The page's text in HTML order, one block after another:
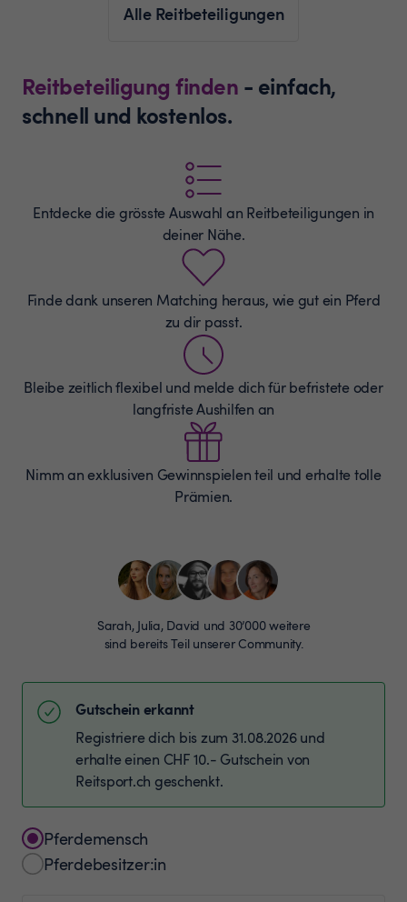
Alle Reitbeteiligungen
Reitbeteiligung finden - einfach,
schnell und kostenlos.
Entdecke die grösste Auswahl an Reitbeteiligungen in
deiner Nähe.
Finde dank unseren Matching heraus, wie gut ein Pferd
zu dir passt.
Bleibe zeitlich flexibel und melde dich für befristete oder
langfriste Aushilfen an
Nimm an exklusiven Gewinnspielen teil und erhalte tolle
Prämien.
Sarah, Julia, David und 30’000 weitere
sind bereits Teil unserer Community.
Gutschein erkannt
Registriere dich bis zum 31.08.2026 und
erhalte einen CHF 10.- Gutschein von
Reitsport.ch geschenkt.
Pferdemensch
Pferdebesitzer:in